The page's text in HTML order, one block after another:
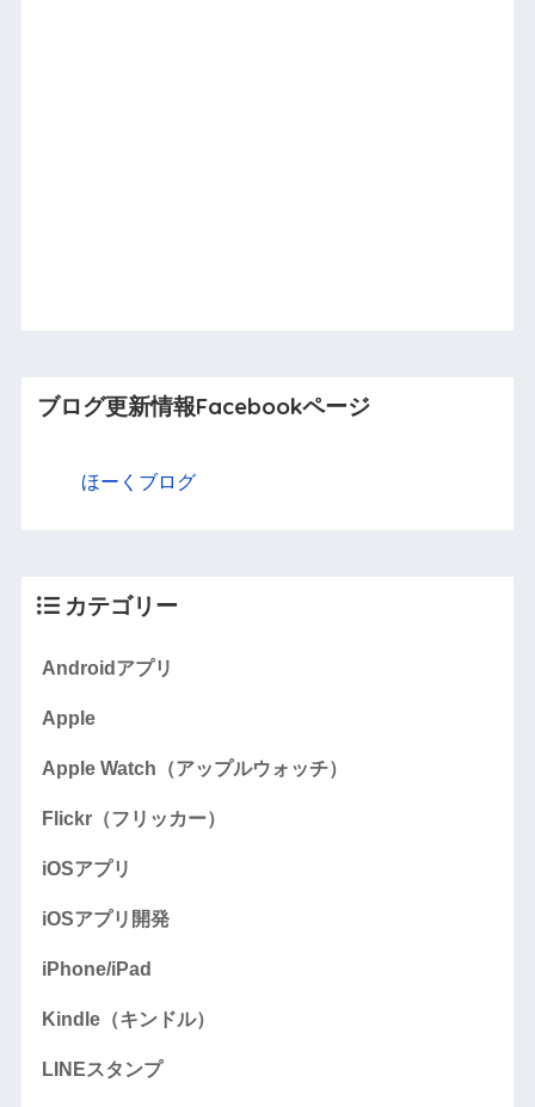
ブログ更新情報Facebookページ
ほーくブログ
カテゴリー
Androidアプリ
Apple
Apple Watch（アップルウォッチ）
Flickr（フリッカー）
iOSアプリ
iOSアプリ開発
iPhone/iPad
Kindle（キンドル）
LINEスタンプ